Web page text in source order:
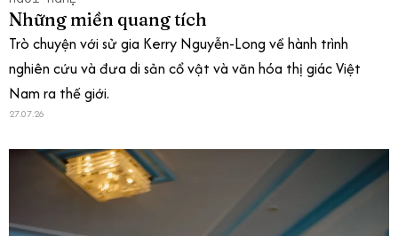
Những miền quang tích
Trò chuyện với sử gia Kerry Nguyễn-Long về hành trình
nghiên cứu và đưa di sản cổ vật và văn hóa thị giác Việt
Nam ra thế giới.
27.07.26